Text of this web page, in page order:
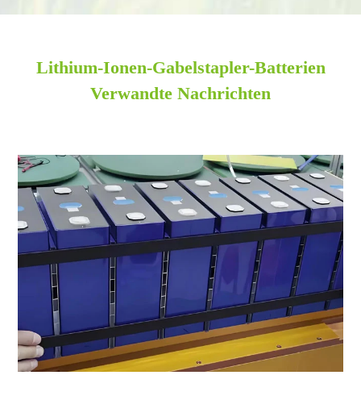
Lithium-Ionen-Gabelstapler-Batterien
Verwandte Nachrichten